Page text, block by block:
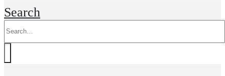
Search